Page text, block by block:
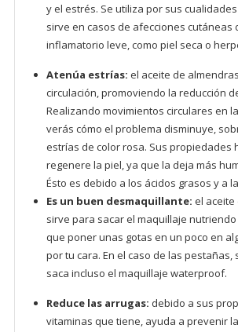
y el estrés. Se utiliza por sus
sirve en casos de afecciones cutáneas
inflamatorio leve, como piel seca o
Atenúa estrías: el aceite de
circulación, promoviendo la reducción
Realizando movimientos circulares en
verás cómo el problema disminuye,
estrías de color rosa. Sus propiedades
regenere la piel, ya que la deja más
Ésto es debido a los ácidos grasos y a
Es un buen desmaquillante: el aceite
sirve para sacar el maquillaje
que poner unas gotas en un poco en
por tu cara. En el caso de las pestañas,
saca incluso el maquillaje waterproof.
Reduce las arrugas: debido a sus
vitaminas que tiene, ayuda a prevenir